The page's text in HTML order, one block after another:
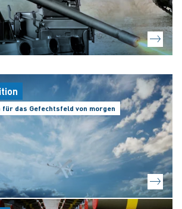
das Gefechtsfeld von morgen